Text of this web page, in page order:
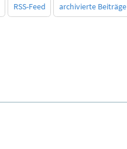
RSS-Feed archivierte Beiträge